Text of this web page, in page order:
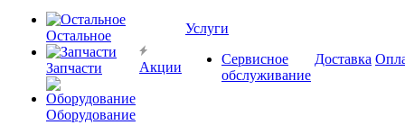
Остальное
Запчасти
Оборудование
Акции
Услуги
Сервисное
обслуживание
Доставка